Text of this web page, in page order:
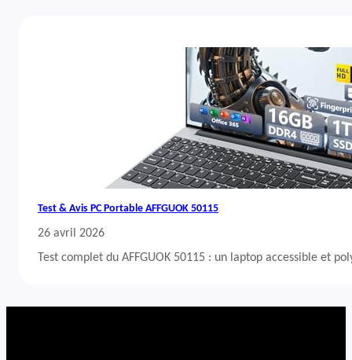
Test & Avis PC Portable AFFGUOK 50115
26 avril 2026
Test complet du AFFGUOK 50115 : un laptop accessible